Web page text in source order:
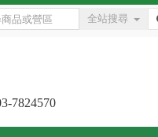
全站搜尋
7824570